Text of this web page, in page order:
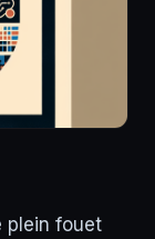
plein fouet